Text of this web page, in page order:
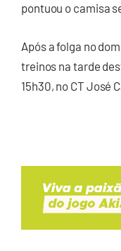
pontuou o camisa
Após a folga no
treinos na tarde
15h30, no CT José